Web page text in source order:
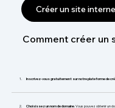
Créer un site
Comment créer un
Inscrivez-vous gratuitement sur notre plateforme de
Choisissez un nom de domaine. Vous pouvez obtenir un